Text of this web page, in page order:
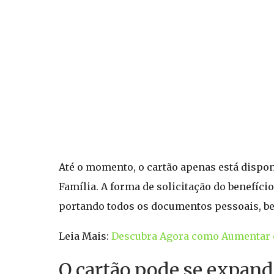
Até o momento, o cartão apenas está
Família. A forma de solicitação do
portando todos os documentos pessoais,
Leia Mais: Descubra Agora como Aumentar